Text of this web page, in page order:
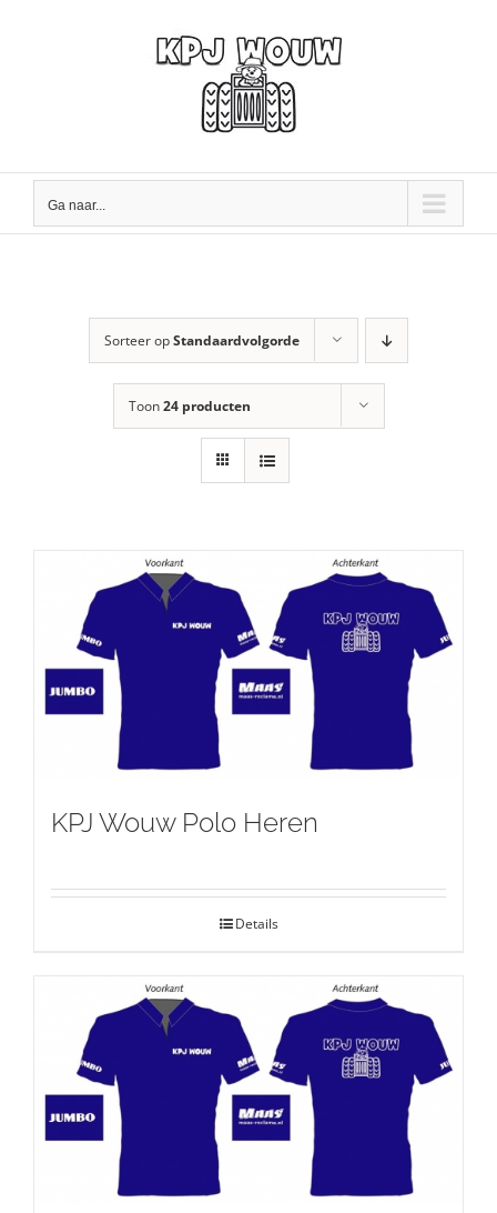
Ga naar...
Sorteer opStandaardvolgorde
Toon24 producten
KPJ Wouw Polo Heren
Details